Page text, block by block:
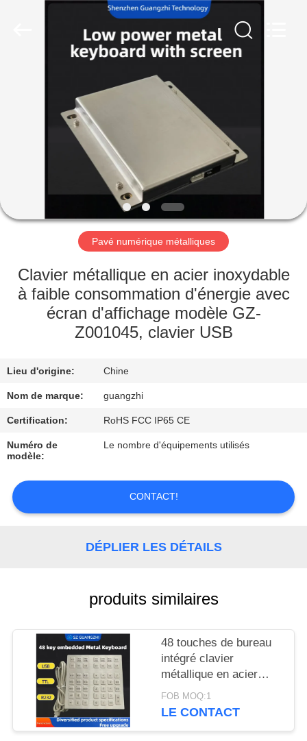
PRODUITS
DE
NOUS
VISITE
D'USINE
CONTRÔLE
QUALITÉ
CONTACTEZ-
NOUS
DEMANDEZ
UNE
PRIVACY
POLICY
Pavé numérique métalliques
Clavier métallique en acier inoxydable
à faible consommation d'énergie avec
écran d'affichage modèle GZ-
Z001045, clavier USB
Lieu d'origine: Chine
Nom de marque: guangzhi
Certification: RoHS FCC IP65 CE
Numéro de
modèle:
Le nombre d'équipements utilisés
CONTACT!
DÉPLIER LES DÉTAILS
produits similaires
48 touches de bureau
intégré clavier
métallique en acier
inoxydable interface
USB GZ-B035013
FOB MOQ:1
LE CONTACT